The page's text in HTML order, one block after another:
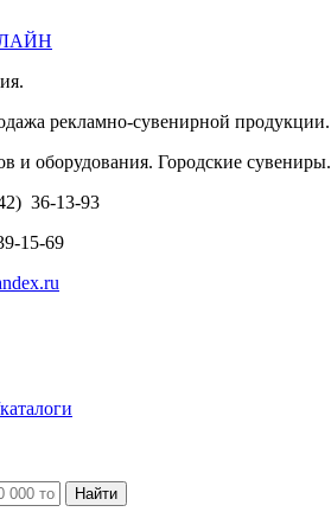
рекламно-сувенирной продукции.
и оборудования. Городские сувениры.
36-13-93
15-69